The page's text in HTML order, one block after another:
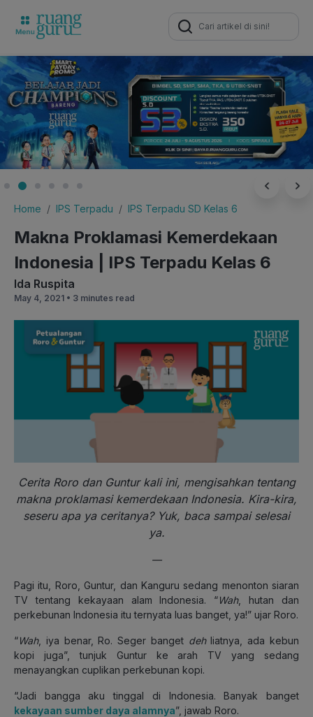
Search
for:
Home IPS Terpadu IPS Terpadu SD Kelas 6
Makna Proklamasi Kemerdekaan
Indonesia | IPS Terpadu Kelas 6
Ida Ruspita
May 4, 2021 • 3 minutes read
Cerita Roro dan Guntur kali ini, mengisahkan tentang
makna proklamasi kemerdekaan Indonesia. Kira-kira,
seseru apa ya ceritanya? Yuk, baca sampai selesai
ya.
—
Pagi itu, Roro, Guntur, dan Kanguru sedang menonton siaran
TV tentang kekayaan alam Indonesia. “Wah, hutan dan
perkebunan Indonesia itu ternyata luas banget, ya!” ujar Roro.
“Wah, iya benar, Ro. Seger banget dehliatnya, ada kebun
kopi juga”, tunjuk Guntur ke arah TV yang sedang
menayangkan cuplikan perkebunan kopi.
“Jadi bangga aku tinggal di Indonesia. Banyak banget
kekayaan sumber daya alamnya”, jawab Roro.